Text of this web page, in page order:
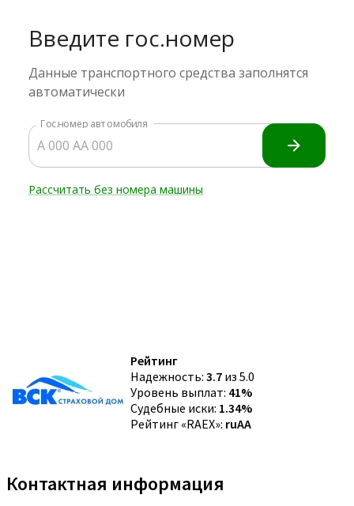
Рейтинг
Надежность: 3.7 из 5.0
Уровень выплат: 41%
Судебные иски: 1.34%
Рейтинг «RAEX»: ruAA
Контактная информация